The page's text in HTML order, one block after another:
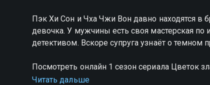
Пэк Хи Сон и Чха Чжи Вон давно находятся в
девочка. У мужчины есть своя мастерская по
детективом. Вскоре супруга узнаёт о
Посмотреть онлайн 1 сезон сериала Цветок
качестве на hophop.tv
Читать дальше